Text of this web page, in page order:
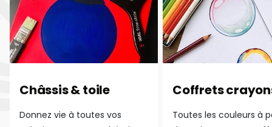
Châssis & toile
Donnez vie à toutes vos
Coffrets
Toutes les couleurs à